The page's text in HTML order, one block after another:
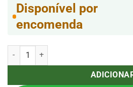
Disponível por
encomenda
Quantidade de Bandeja de Metal Rick